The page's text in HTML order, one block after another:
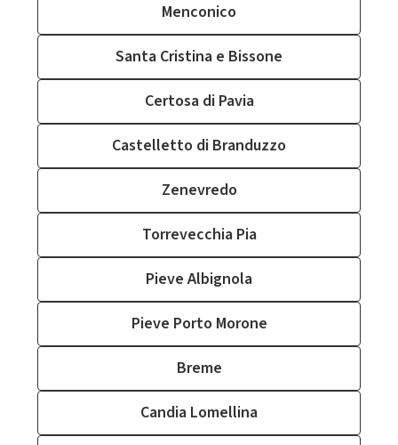
Menconico
Santa Cristina e Bissone
Certosa di Pavia
Castelletto di Branduzzo
Zenevredo
Torrevecchia Pia
Pieve Albignola
Pieve Porto Morone
Breme
Candia Lomellina